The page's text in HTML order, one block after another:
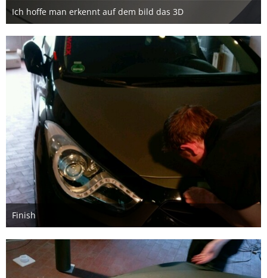
Ich hoffe man erkennt auf dem bild das 3D
11. Mai 2016
Finish
11. Mai 2016